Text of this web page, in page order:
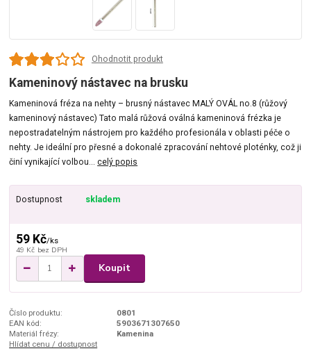
Ohodnotit produkt
Kameninový nástavec na brusku
Kameninová fréza na nehty – brusný nástavec MALÝ OVÁL no.8 (růžový
kameninový nástavec) Tato malá růžová oválná kameninová frézka je
nepostradatelným nástrojem pro každého profesionála v oblasti péče o
nehty. Je ideální pro přesné a dokonalé zpracování nehtové ploténky, což ji
činí vynikající volbou...celý popis
Dostupnost skladem
59 Kč/ks
49 Kč bez DPH
Koupit
Číslo produktu:
0801
EAN kód:
5903671307650
Materiál frézy:
Kamenina
Hlídat cenu / dostupnost